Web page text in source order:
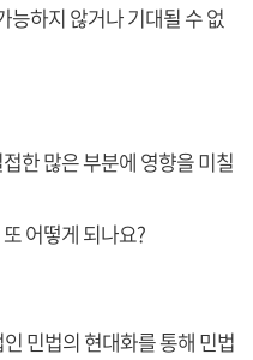
능하지 않거나 기대될 수 없
한 많은 부분에 영향을 미칠
어떻게 되나요?
민법의 현대화를 통해 민법